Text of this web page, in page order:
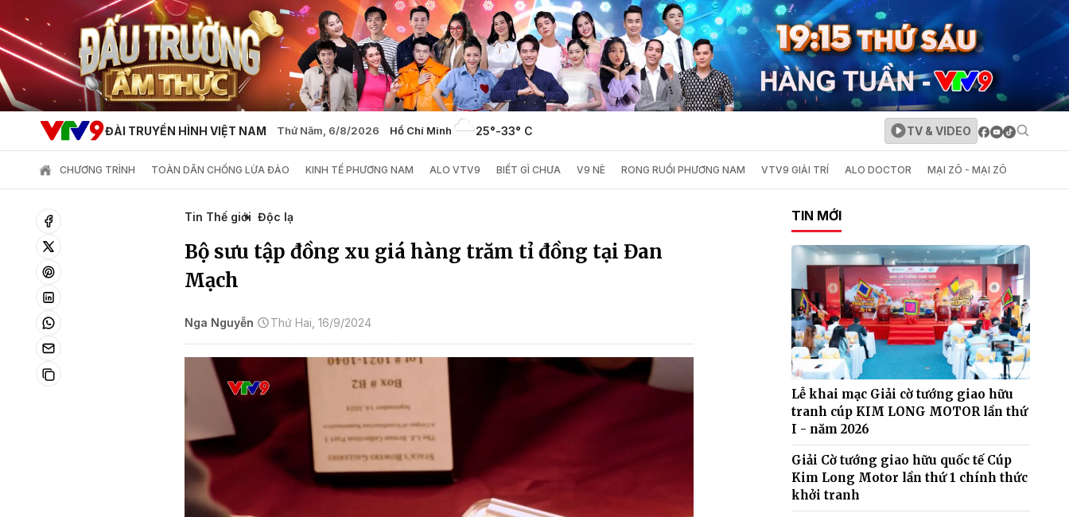
ĐÀI TRUYỀN HÌNH VIỆT NAM Thứ Năm, 6/8/2026 Hồ Chí Minh 25°-33° C TV & VIDEO
CHƯƠNG TRÌNH TOÀN DÂN CHỐNG LỪA ĐẢO KINH TẾ PHƯƠNG NAM ALO VTV9 BIẾT GÌ CHƯA V9 NÈ RONG RUỔI PHƯƠNG NAM VTV9 GIẢI TRÍ ALO DOCTOR MẠI ZÔ - MẠI ZÔ
Tin Thế giới Độc lạ
Bộ sưu tập đồng xu giá hàng trăm tỉ đồng tại Đan
Mạch
Nga Nguyễn Thứ Hai, 16/9/2024
TIN MỚI
Lễ khai mạc Giải cờ tướng giao hữu
tranh cúp KIM LONG MOTOR lần thứ
I - năm 2026
Giải Cờ tướng giao hữu quốc tế Cúp
Kim Long Motor lần thứ 1 chính thức
khởi tranh